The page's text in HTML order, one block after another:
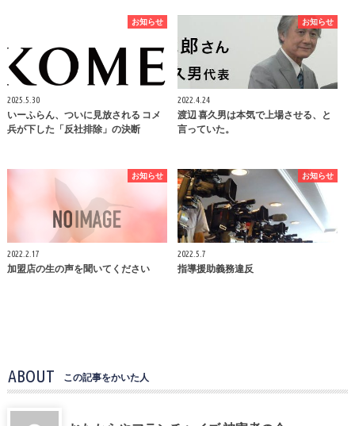
お知らせ
2025.5.30
いーふらん、ついに見放される コメ
兵が下した「反社排除」の決断
お知らせ
2022.4.24
渡辺 喜久男は本気で上場させる、と
言っていた。
お知らせ
2022.2.17
加盟店の生の声を聞いてください
お知らせ
2022.5.7
指導援助義務違反
ABOUT この記事をかいた人